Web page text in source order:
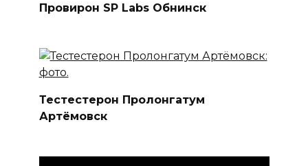
Провирон SP Labs Обнинск
Тестестерон Пролонгатум
Артёмовск